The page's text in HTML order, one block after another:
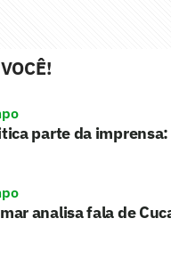
parte da
analisa fala de